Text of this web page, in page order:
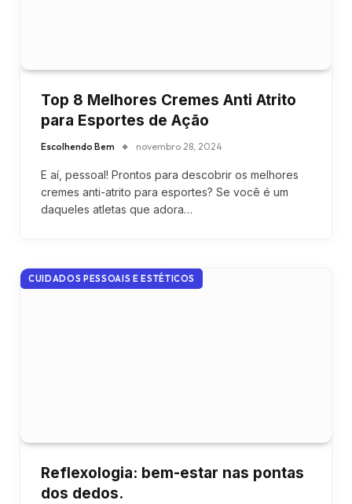
Top 8 Melhores Cremes Anti Atrito
para Esportes de Ação
Escolhendo Bem novembro 28, 2024
E aí, pessoal! Prontos para descobrir os melhores
cremes anti-atrito para esportes? Se você é um
daqueles atletas que adora…
CUIDADOS PESSOAIS E ESTÉTICOS
Reflexologia: bem-estar nas pontas
dos dedos.